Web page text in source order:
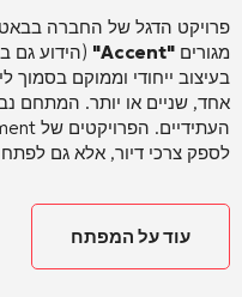
פרויקט הדגל של החברה
מגורים "Accent"
בעיצוב ייחודי וממוקם בסמוך
אחד, שניים או יותר. המתחם
לספק צרכי דיור, אלא גם
עוד על המפתח